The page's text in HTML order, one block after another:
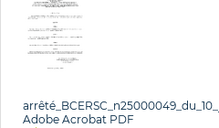
Adobe Acrobat PDF